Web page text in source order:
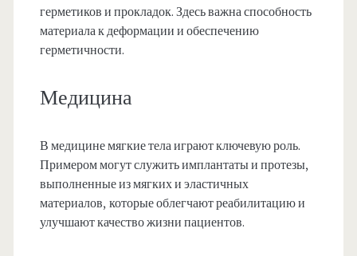
герметиков и прокладок. Здесь важна способность
материала к деформации и обеспечению
герметичности.
Медицина
В медицине мягкие тела играют ключевую роль.
Примером могут служить имплантаты и протезы,
выполненные из мягких и эластичных
материалов, которые облегчают реабилитацию и
улучшают качество жизни пациентов.